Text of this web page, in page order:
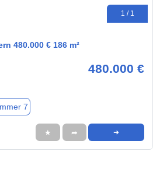
1 / 1
480.000 € 186 m²
480.000 €
7
★ ➦ ➜